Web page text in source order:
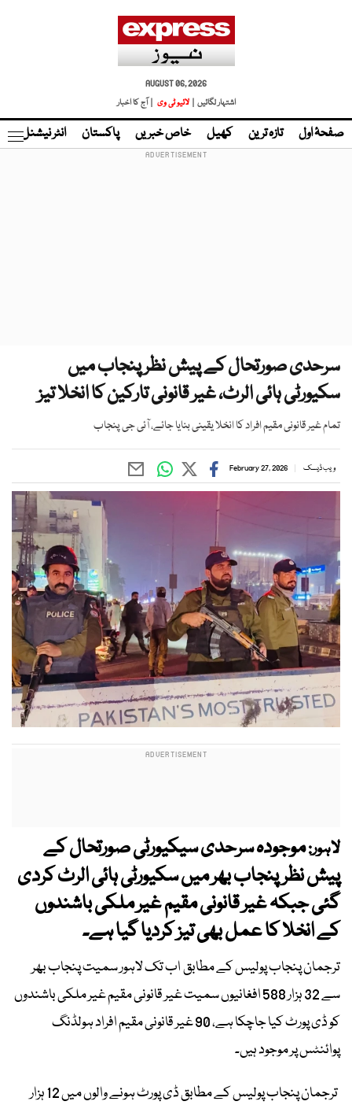
AUGUST 06, 2026
اشتہار لگائیں |
لائیو ٹی وی | آج کا اخبار
صفحۂ اول تازہ ترین کھیل خاص خبریں پاکستان انٹر نیشنل
سرحدی صورتحال کے پیش نظر پنجاب میں
سکیورٹی ہائی الرٹ، غیر قانونی تارکین کا انخلا تیز
تمام غیر قانونی مقیم افراد کا انخلا یقینی بنایا جائے، آئی جی پنجاب
ویب ڈیسک February 27, 2026
لاہور:موجودہ سرحدی سیکیورٹی صورتحال کے
پیش نظر پنجاب بھر میں سکیورٹی ہائی الرٹ کردی
گئی جبکہ غیر قانونی مقیم غیر ملکی باشندوں
کے انخلا کا عمل بھی تیز کردیا گیا ہے۔
ترجمان پنجاب پولیس کے مطابق اب تک لاہور سمیت پنجاب بھر
سے 32 ہزار 588 افغانیوں سمیت غیر قانونی مقیم غیر ملکی باشندوں
کو ڈی پورٹ کیا جاچکا ہے، 90 غیر قانونی مقیم افراد ہولڈنگ
پوائنٹس پر موجود ہیں۔
ترجمان پنجاب پولیس کے مطابق ڈی پورٹ ہونے والوں میں 12 ہزار